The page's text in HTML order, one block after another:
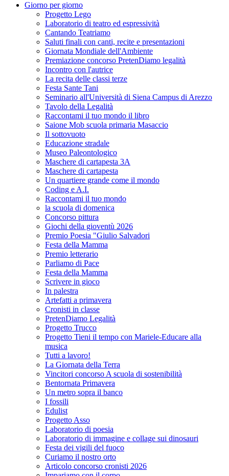
Giorno per giorno
Progetto Lego
Laboratorio di teatro ed espressività
Cantando Teatriamo
Saluti finali con canti, recite e presentazioni
Giornata Mondiale dell'Ambiente
Premiazione concorso PretenDiamo legalità
Incontro con l'autrice
La recita delle classi terze
Festa Sante Tani
Seminario all'Università di Siena Campus di Arezzo
Tavolo della Legalità
Raccontami il tuo mondo il libro
Saione Mob scuola primaria Masaccio
Il sottovuoto
Educazione stradale
Museo Paleontologico
Maschere di cartapesta 3A
Maschere di cartapesta
Un quartiere grande come il mondo
Coding e A.I.
Raccontami il tuo mondo
la scuola di domenica
Concorso pittura
Giochi della gioventù 2026
Premio Poesia "Giulio Salvadori
Festa della Mamma
Premio letterario
Parliamo di Pace
Festa della Mamma
Scrivere in gioco
In palestra
Artefatti a primavera
Cronisti in classe
PretenDiamo Legalità
Progetto Trucco
Progetto Tieni il tempo con Mariele-Educare alla
musica
Tutti a lavoro!
La Giornata della Terra
Vincitori concorso A scuola di sostenibilità
Bentornata Primavera
Un metro sopra il banco
I fossili
Edulist
Progetto Asso
Laboratorio di poesia
Laboratorio di immagine e collage sui dinosauri
Festa dei vigili del fuoco
Curiamo il nostro orto
Articolo concorso cronisti 2026